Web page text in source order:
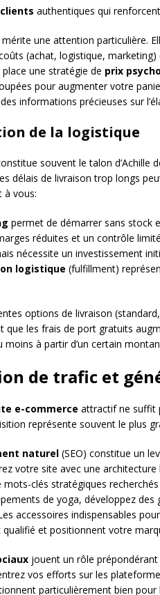
authentiques qui
mérite une attention particulière.
(achat, logistique, marketing)
une stratégie de prix
pour augmenter votre
informations précieuses sur
de la logistique
souvent le talon d’Achille
délais de livraison trop longs
à vous:
permet de démarrer sans stock
réduites et un contrôle
nécessite un investissement
logistique (fulfillment)
options de livraison
que les frais de port gratuits
moins à partir d’un certain
de trafic et
e-commerce attractif ne suffit
représente souvent le plus
naturel (SEO) constitue un
votre site avec une
clés stratégiques
de yoga, développez
accessoires indispensables
et positionnent votre
jouent un rôle prépondérant
vos efforts sur les
particulièrement bien